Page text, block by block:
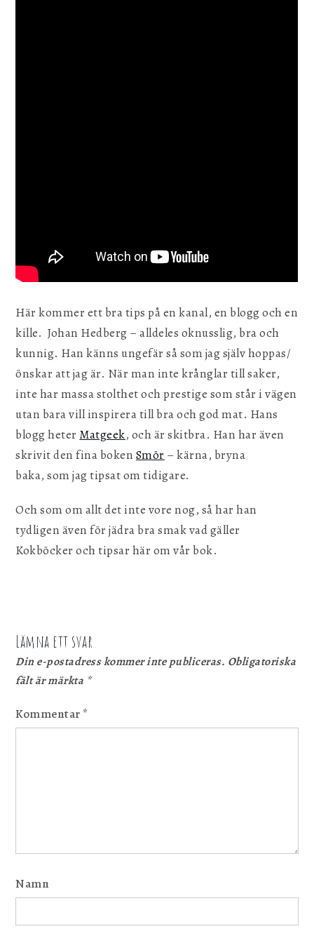
Här kommer ett bra tips på en kanal, en blogg och en
kille. Johan Hedberg – alldeles oknusslig, bra och
kunnig. Han känns ungefär så som jag själv hoppas/
önskar att jag är. När man inte krånglar till saker,
inte har massa stolthet och prestige som står i vägen
utan bara vill inspirera till bra och god mat. Hans
blogg heter Matgeek, och är skitbra. Han har även
skrivit den fina boken Smör – kärna, bryna
baka, som jag tipsat om tidigare.
Och som om allt det inte vore nog, så har han
tydligen även för jädra bra smak vad gäller
Kokböcker och tipsar här om vår bok.
Lämna ett svar
Din e-postadress kommer inte publiceras. Obligatoriska
fält är märkta *
Kommentar*
Namn